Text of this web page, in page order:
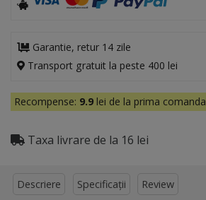
Garantie, retur 14 zile
Transport gratuit la peste 400 lei
Recompense: 9.9 lei de la prima comanda
Taxa livrare de la 16 lei
Descriere Specificații Review